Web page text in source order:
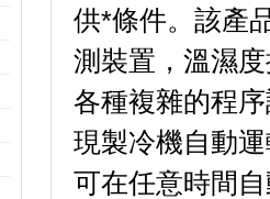
供*條件。該
測裝置，溫濕
各種複雜的程序設
現製冷機自動運
可在任意時間自動